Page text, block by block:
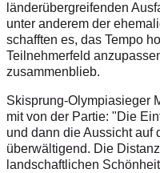
länderübergreifenden
unter anderem der
schafften es, das Tempo
Teilnehmerfeld
zusammenblieb.
Skisprung-Olympiasieger
mit von der Partie: "Die
und dann die Aussicht auf
überwältigend. Die
landschaftlichen